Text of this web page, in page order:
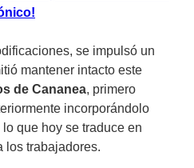
se impulsó un
mantener intacto este
de Cananea, primero
incorporándolo
que hoy se traduce en
los trabajadores.